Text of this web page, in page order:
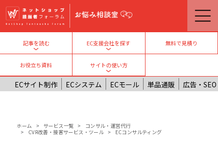
メインコンテンツに移動
記事を読む
Toggle submenu
EC支援会社を探す
Toggle submenu
無料で見積り
お役立ち資料
サイトの使い方
Toggle submenu
ECサイト制作 ECシステム ECモール 単品通販 広告・SEO
パンくず
ホーム サービス一覧
コンサル・運営代行
CVR改善・接客サービス・ツール
ECコンサルティング